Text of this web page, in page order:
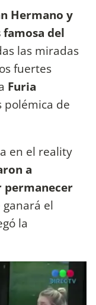
Hermano y
del
las miradas
fuertes
Furia
polémica de
en el reality
a
permanecer
el
la